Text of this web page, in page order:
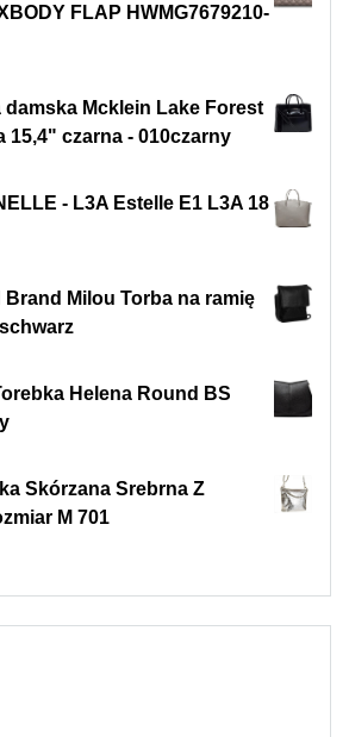
FLAP HWMG7679210-
damska Mcklein Lake Forest
15,4" czarna - 010czarny
- L3A Estelle E1 L3A 18
Milou Torba na ramię
Helena Round BS
Skórzana Srebrna Z
M 701